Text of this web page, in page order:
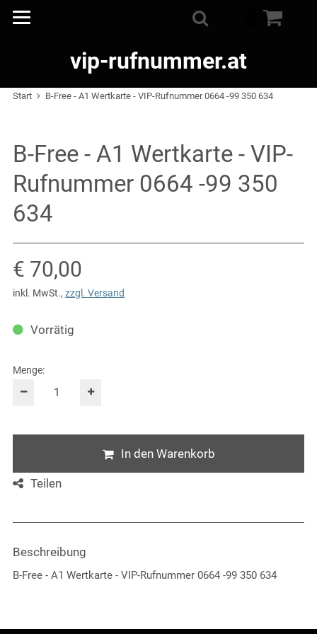
vip-rufnummer.at
Start B-Free - A1 Wertkarte - VIP-Rufnummer 0664 -99 350 634
B-Free - A1 Wertkarte - VIP-
Rufnummer 0664 -99 350
634
Verkaufspreis: € 70,00
€ 70,00
inkl. MwSt.,zzgl. Versand
Vorrätig
Menge:
In den Warenkorb
Teilen
Beschreibung
B-Free - A1 Wertkarte - VIP-Rufnummer 0664 -99 350 634